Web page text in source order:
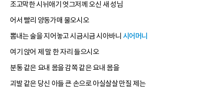
조고막한 시뉘애기 엇그저께 오신 새 성님
어서 빨리 양동가매 물오시오
뽐내는 술을 지어놓고 시금시금 시아바니 시어머니
여기 앉어 제 말 한 자리 들으시오
분통 같은 요내 몸을 감쪽 같은 요내 몸을
괴발 같은 당신 아들 큰 손으로 아실살살 만질 제는